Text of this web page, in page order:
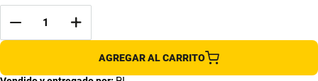
AGREGAR AL CARRITO